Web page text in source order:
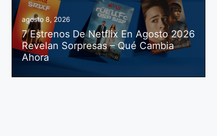
agosto 8, 2026
7 Estrenos De Netflix En Agosto 2026
Revelan Sorpresas – Qué Cambia
Ahora